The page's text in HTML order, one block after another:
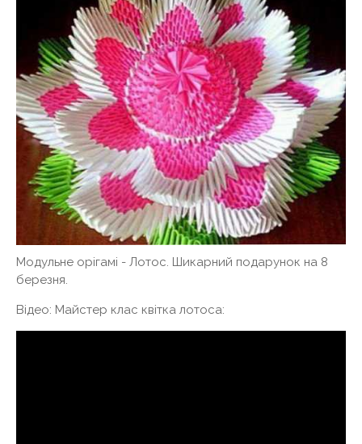
Модульне орігамі - Лотос. Шикарний подарунок на 8
березня.
Відео: Майстер клас квітка лотоса: